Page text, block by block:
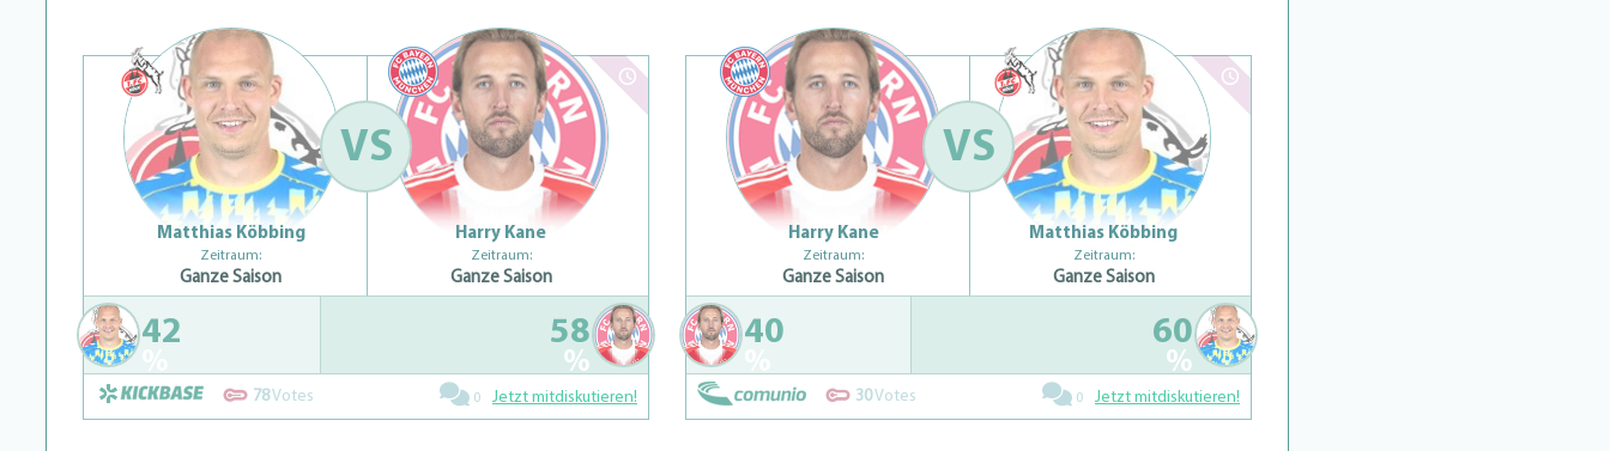
Matthias Köbbing
Zeitraum:
Ganze Saison
VS
Harry Kane
Zeitraum:
Ganze Saison
42 58
%
78Votes 0 Jetzt mitdiskutieren!
Harry Kane
Zeitraum:
Ganze Saison
VS
Matthias Köbbing
Zeitraum:
Ganze Saison
40 60
%
30Votes 0 Jetzt mitdiskutieren!